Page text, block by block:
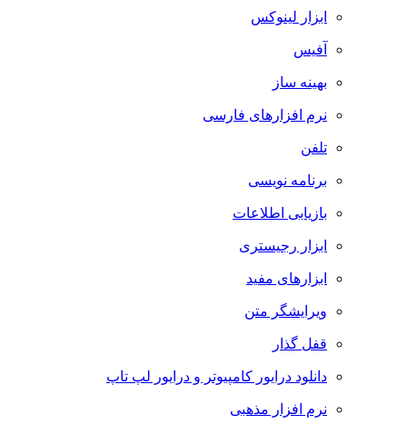
ابزار لینوکس
آفیس
بهینه ساز
نرم افزارهای فارسی
تلفن
برنامه نویسی
بازیابی اطلاعات
ابزار رجیستری
ابزارهای مفید
ویرایشگر متن
قفل گذار
دانلود درایور کامپیوتر و درایور لپ تاپ
نرم افزار مذهبی